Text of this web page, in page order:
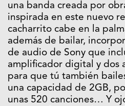
una banda creada por
inspirada en este nuevo
cacharrito cabe en la
además de bailar,
de audio de Sony que
amplificador digital y dos
para que tú también
una capacidad de 2GB,
unas 520 canciones… Y